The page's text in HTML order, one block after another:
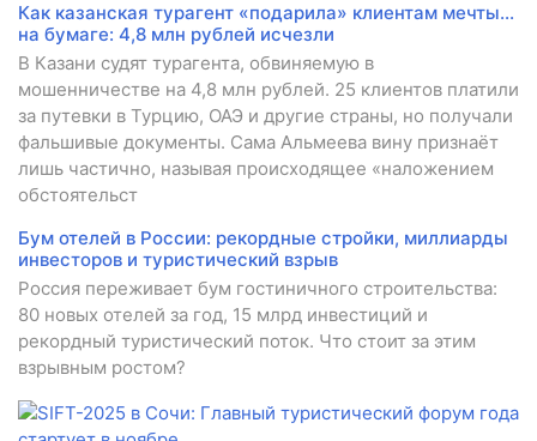
Как казанская турагент «подарила» клиентам мечты...
на бумаге: 4,8 млн рублей исчезли
В Казани судят турагента, обвиняемую в
мошенничестве на 4,8 млн рублей. 25 клиентов платили
за путевки в Турцию, ОАЭ и другие страны, но получали
фальшивые документы. Сама Альмеева вину признаёт
лишь частично, называя происходящее «наложением
обстоятельст
Бум отелей в России: рекордные стройки, миллиарды
инвесторов и туристический взрыв
Россия переживает бум гостиничного строительства:
80 новых отелей за год, 15 млрд инвестиций и
рекордный туристический поток. Что стоит за этим
взрывным ростом?